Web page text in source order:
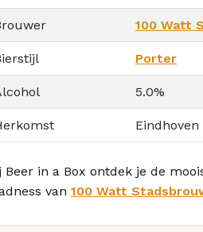
100 Watt
Porter
5.0%
Eindhoven
Beer in a Box ontdek je de
van 100 Watt